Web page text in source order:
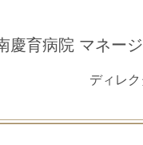
慶育病院 マネー
ディレ